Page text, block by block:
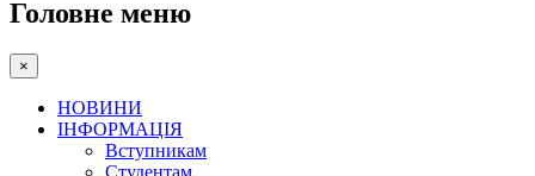
Головне меню
×
НОВИНИ
ІНФОРМАЦІЯ
Вступникам
Студентам